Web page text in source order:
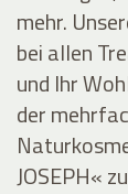
mehr.
bei allen
und Ihr
der
JOSEPH«